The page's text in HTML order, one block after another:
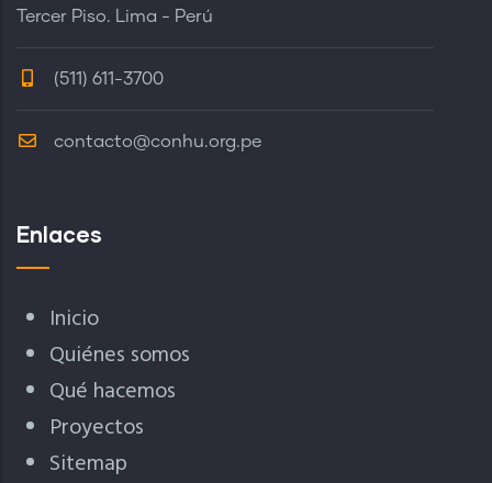
Tercer Piso. Lima - Perú
(511) 611-3700
contacto@conhu.org.pe
Enlaces
Inicio
Quiénes somos
Qué hacemos
Proyectos
Sitemap